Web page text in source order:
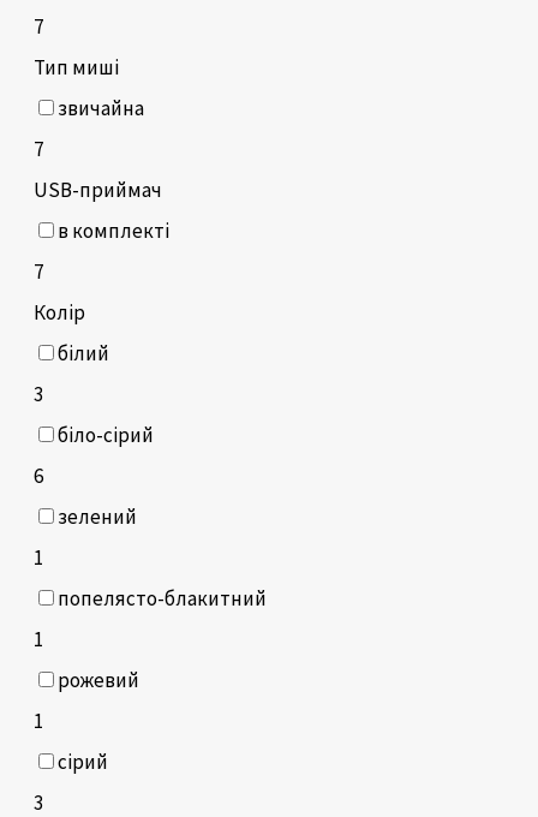
7
Тип миші
звичайна
7
USB-приймач
в комплекті
7
Колір
білий
3
біло-сірий
6
зелений
1
попелясто-блакитний
1
рожевий
1
сірий
3